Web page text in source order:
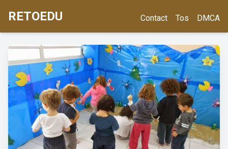
RETOEDU Contact Tos DMCA